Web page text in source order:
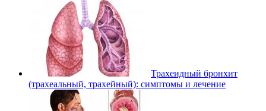
Трахеидный бронхит
(трахеальный, трахейный): симптомы и лечение